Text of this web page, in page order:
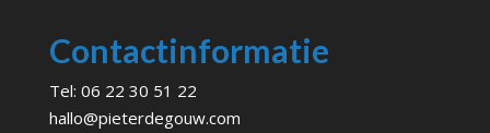
Contactinformatie
Tel: 06 22 30 51 22
hallo@pieterdegouw.com